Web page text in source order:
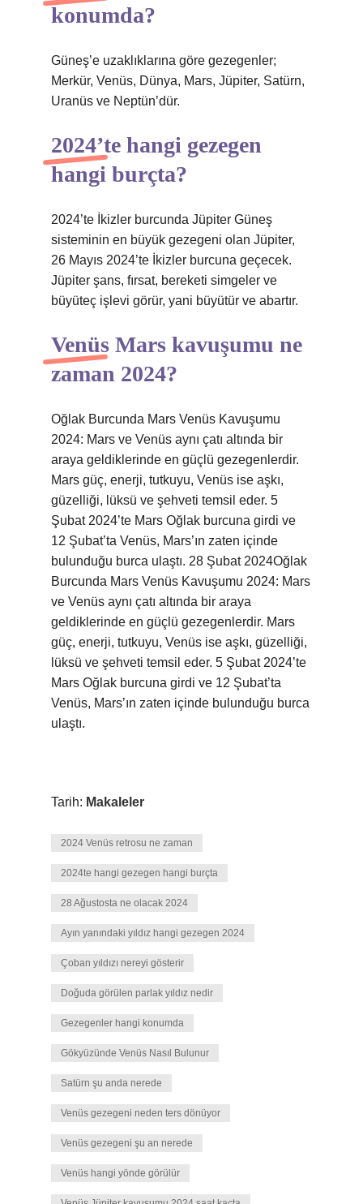
konumda?
Güneş’e uzaklıklarına göre gezegenler;
Merkür, Venüs, Dünya, Mars, Jüpiter, Satürn,
Uranüs ve Neptün’dür.
2024’te hangi gezegen
hangi burçta?
2024’te İkizler burcunda Jüpiter Güneş
sisteminin en büyük gezegeni olan Jüpiter,
26 Mayıs 2024’te İkizler burcuna geçecek.
Jüpiter şans, fırsat, bereketi simgeler ve
büyüteç işlevi görür, yani büyütür ve abartır.
Venüs Mars kavuşumu ne
zaman 2024?
Oğlak Burcunda Mars Venüs Kavuşumu
2024: Mars ve Venüs aynı çatı altında bir
araya geldiklerinde en güçlü gezegenlerdir.
Mars güç, enerji, tutkuyu, Venüs ise aşkı,
güzelliği, lüksü ve şehveti temsil eder. 5
Şubat 2024’te Mars Oğlak burcuna girdi ve
12 Şubat’ta Venüs, Mars’ın zaten içinde
bulunduğu burca ulaştı. 28 Şubat 2024Oğlak
Burcunda Mars Venüs Kavuşumu 2024: Mars
ve Venüs aynı çatı altında bir araya
geldiklerinde en güçlü gezegenlerdir. Mars
güç, enerji, tutkuyu, Venüs ise aşkı, güzelliği,
lüksü ve şehveti temsil eder. 5 Şubat 2024’te
Mars Oğlak burcuna girdi ve 12 Şubat’ta
Venüs, Mars’ın zaten içinde bulunduğu burca
ulaştı.
Tarih: Makaleler
2024 Venüs retrosu ne zaman
2024te hangi gezegen hangi burçta
28 Ağustosta ne olacak 2024
Ayın yanındaki yıldız hangi gezegen 2024
Çoban yıldızı nereyi gösterir
Doğuda görülen parlak yıldız nedir
Gezegenler hangi konumda
Gökyüzünde Venüs Nasıl Bulunur
Satürn şu anda nerede
Venüs gezegeni neden ters dönüyor
Venüs gezegeni şu an nerede
Venüs hangi yönde görülür